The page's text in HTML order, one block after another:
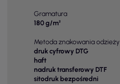
Gramatura
180 g/m²
Metoda znakowania odzieży
druk cyfrowy DTG
haft
nadruk transferowy DTF
sitodruk bezpośredni